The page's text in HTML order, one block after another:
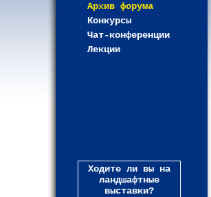
Архив форума
Конкурсы
Чат-конференции
Лекции
Ходите ли вы на
ландшафтные
выставки?